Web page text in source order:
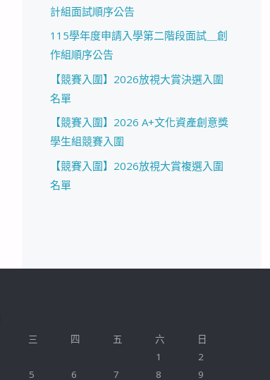
計組面試順序公告
115學年度申請入學第二階段面試＿創
作組順序公告
【競賽入圍】2026放視大賞決選入圍
名單
【競賽入圍】2026 A+文化資產創意獎
學生組競賽入圍
【競賽入圍】2026放視大賞複選入圍
名單
三 四 五 六
日
1
2
5 6 7 8 9